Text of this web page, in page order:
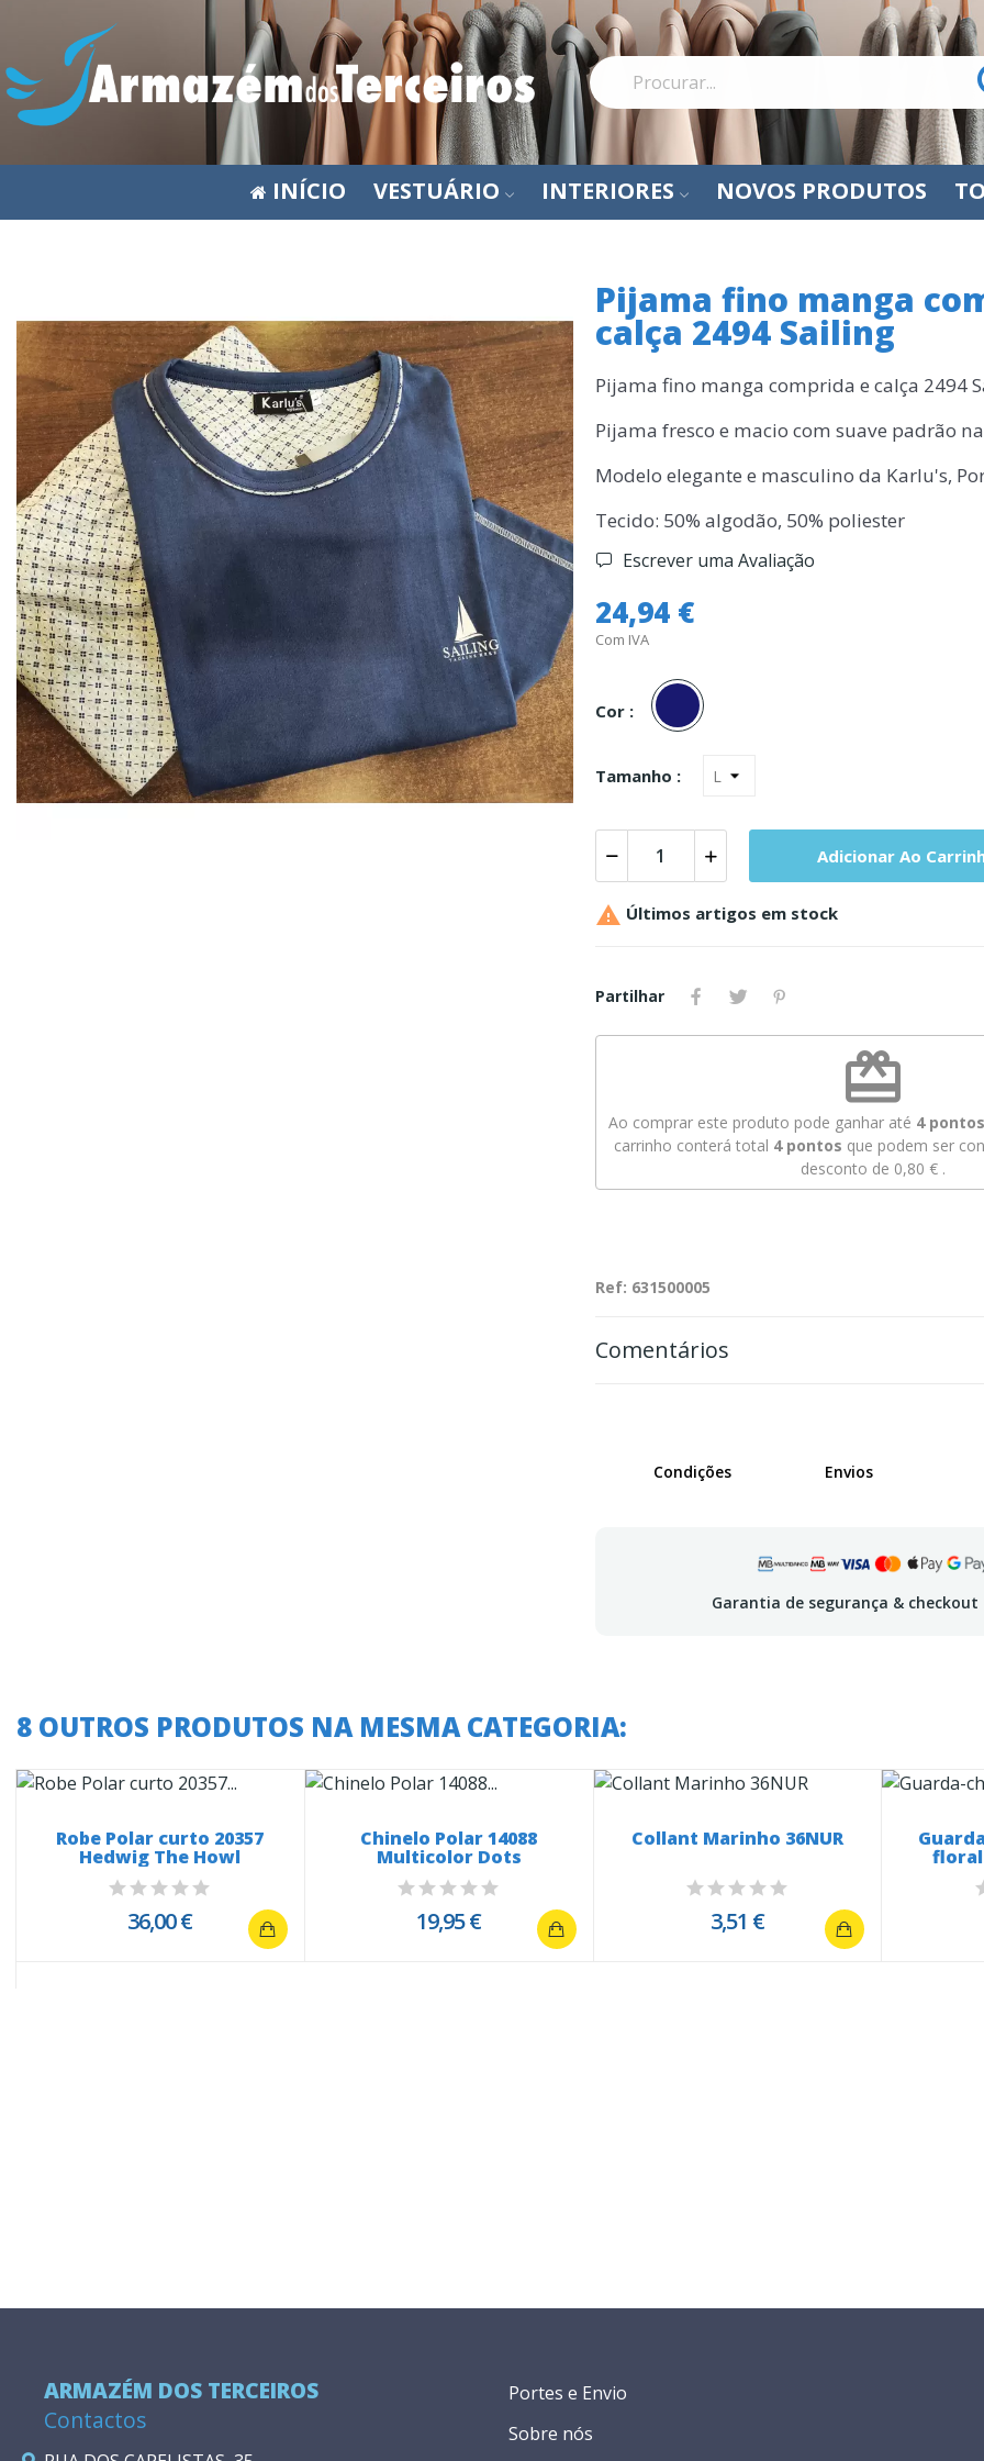
INÍCIO VESTUÁRIO INTERIORES NOVOS PRODUTOS
Pijama fino manga
calça 2494 Sailing
Pijama fino manga comprida e calça 2494
Pijama fresco e macio com suave padrão
Modelo elegante e masculino da Karlu's,
Tecido: 50% algodão, 50% poliester
Escrever uma Avaliação
24,94 €
Com IVA
Cor :
Marinho
Tamanho :
Adicionar Ao
 Últimos artigos em stock
Partilhar
redeem
Ao comprar este produto pode ganhar até 4
carrinho conterá total 4pontos que podem ser
desconto de 0,80 € .
Ref: 631500005
Comentários
Condições Envios
Garantia de segurança & checkout
8 OUTROS PRODUTOS NA MESMA CATEGORIA:
Robe Polar curto 20357
Hedwig The Howl
36,00 €
Chinelo Polar 14088
Multicolor Dots
19,95 €
Collant Marinho 36NUR
3,51 €
floral
ARMAZÉM DOS TERCEIROS
Contactos
Portes e Envio
Sobre nós